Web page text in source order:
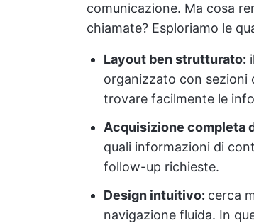
comunicazione. Ma cosa
chiamate? Esploriamo le
Layout ben strutturato:
organizzato con sezioni
trovare facilmente le
Acquisizione completa
quali informazioni di
follow-up richieste.
Design intuitivo: cerca
navigazione fluida. In